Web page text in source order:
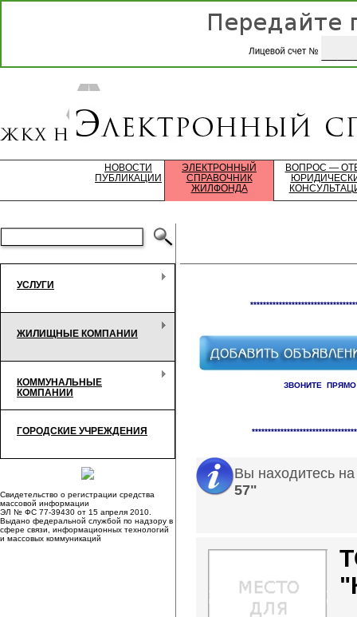
НОВОСТИ
ПУБЛИКАЦИИ
ЭЛЕКТРОННЫЙ
СПРАВОЧНИК
ЖИЛФОНДА
ВОПРОС —
УСЛУГИ
ЖИЛИЩНЫЕ КОМПАНИИ
КОММУНАЛЬНЫЕ
КОМПАНИИ
ГОРОДСКИЕ УЧРЕЖДЕНИЯ
Свидетельство о регистрации средства
массовой информации
ЭЛ № ФС 77-39430 от 15 апреля 2010.
Выдано федеральной службой по надзору в
сфере связи, информационных технологий
и массовых коммуникаций
ЗВОНИТЕ
Справочник
Вы находитесь
57"